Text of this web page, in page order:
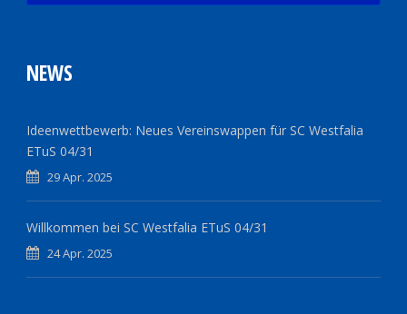
NEWS
Ideenwettbewerb: Neues Vereinswappen für SC Westfalia
ETuS 04/31
29 Apr. 2025
Willkommen bei SC Westfalia ETuS 04/31
24 Apr. 2025